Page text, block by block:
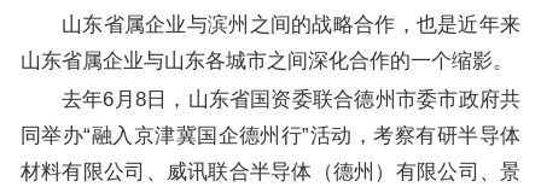
山东省属企业与滨州之间的战略合作，也是近年来
山东省属企业与山东各城市之间深化合作的一个缩影。
去年6月8日，山东省国资委联合德州市委市政府共
同举办“融入京津冀国企德州行”活动，考察有研半导体
材料有限公司、威讯联合半导体（德州）有限公司、景